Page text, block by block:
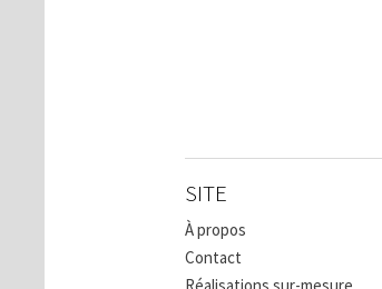
SITE
À propos
Contact